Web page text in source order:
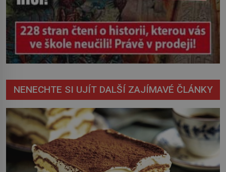
NENECHTE SI UJÍT DALŠÍ ZAJÍMAVÉ ČLÁNKY